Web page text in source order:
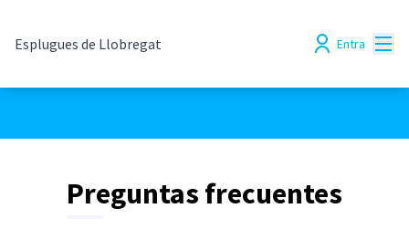
Esplugues de Llobregat Entra
Preguntas frecuentes